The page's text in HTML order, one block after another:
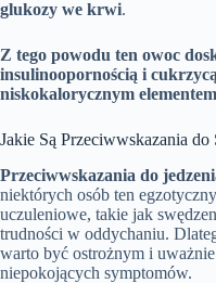
glukozy we krwi.
Z tego powodu ten owoc
insulinoopornością i
niskokalorycznym
Jakie Są Przeciwwskazania do
Przeciwwskazania do
niektórych osób ten
uczuleniowe, takie jak
trudności w oddychaniu.
warto być ostrożnym i
niepokojących symptomów.